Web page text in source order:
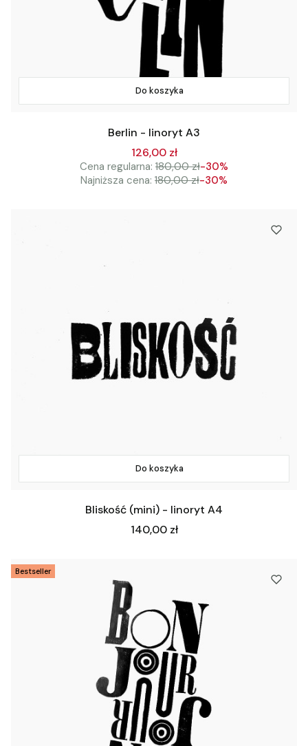
Do koszyka
Berlin - linoryt A3
126,00 zł
Cena regularna: 180,00 zł-30%
Najniższa cena: 180,00 zł-30%
Do koszyka
Bliskość (mini) - linoryt A4
Cena
140,00 zł
Bestseller